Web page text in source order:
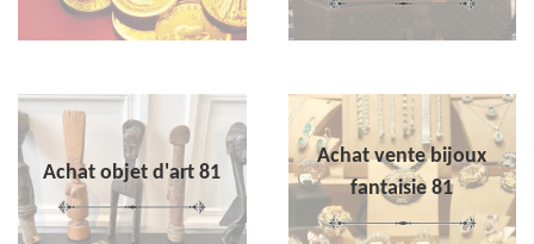
Achat objet d'art 81
Achat vente bijoux
fantaisie 81